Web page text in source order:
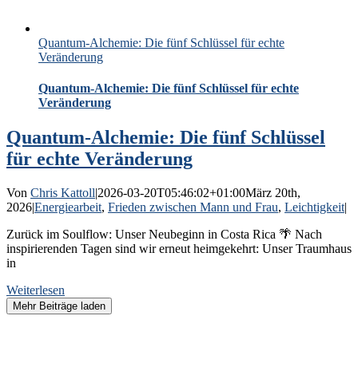
Quantum-Alchemie: Die fünf Schlüssel für echte
Veränderung
Quantum-Alchemie: Die fünf Schlüssel für echte
Veränderung
Quantum-Alchemie: Die fünf Schlüssel
für echte Veränderung
Von Chris Kattoll|2026-03-20T05:46:02+01:00März 20th,
2026|Energiearbeit, Frieden zwischen Mann und Frau, Leichtigkeit|
Zurück im Soulflow: Unser Neubeginn in Costa Rica 🌴 Nach
inspirierenden Tagen sind wir erneut heimgekehrt: Unser Traumhaus
in
Weiterlesen
Mehr Beiträge laden